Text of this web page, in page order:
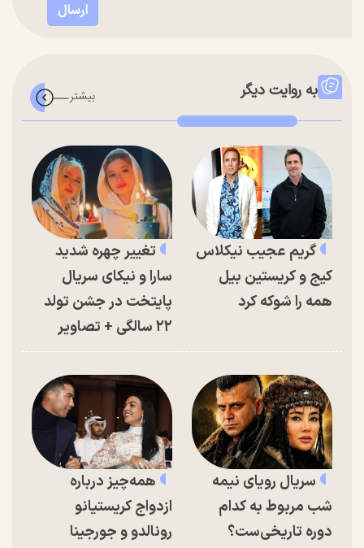
به روایت دیگر
گریم عجیب نیکلاس
کیج و کریستین بیل
همه را شوکه کرد
تغییر چهره شدید
سارا و نیکای سریال
پایتخت در جشن تولد
۲۲ سالگی + تصاویر
سریال رویای نیمه
شب مربوط به کدام
دوره تاریخی‌ست؟
همه‌چیز درباره
ازدواج کریستیانو
رونالدو و جورجینا